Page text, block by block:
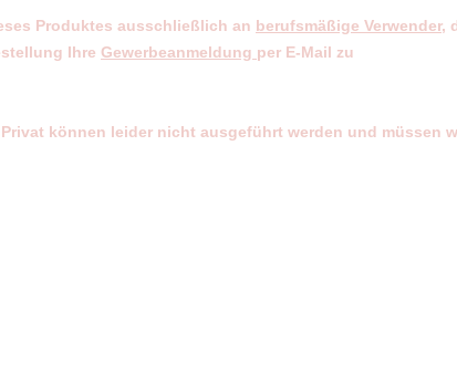
Produktes ausschließlich an berufsmäßige Verwender,
Ihre Gewerbeanmeldung per E-Mail zu
können leider nicht ausgeführt werden und müssen